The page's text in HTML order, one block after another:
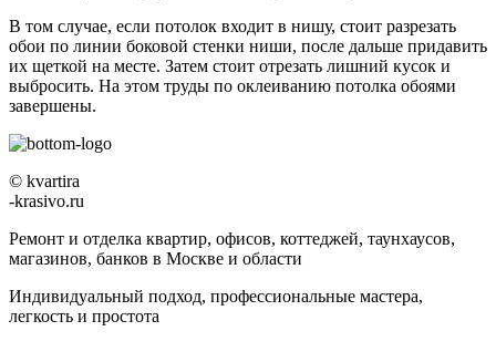
В том случае, если потолок входит в нишу, стоит разрезать
обои по линии боковой стенки ниши, после дальше придавить
их щеткой на месте. Затем стоит отрезать лишний кусок и
выбросить. На этом труды по оклеиванию потолка обоями
завершены.
© kvartira
-krasivo.ru
Ремонт и отделка квартир, офисов, коттеджей, таунхаусов,
магазинов, банков в Москве и области
Индивидуальный подход, профессиональные мастера,
легкость и простота